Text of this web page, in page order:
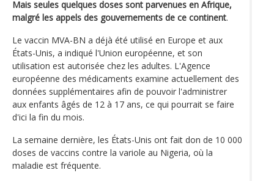
Mais seules quelques doses sont parvenues en Afrique,
malgré les appels des gouvernements de ce continent.
Le vaccin MVA-BN a déjà été utilisé en Europe et aux
États-Unis, a indiqué l'Union européenne, et son
utilisation est autorisée chez les adultes. L'Agence
européenne des médicaments examine actuellement des
données supplémentaires afin de pouvoir l'administrer
aux enfants âgés de 12 à 17 ans, ce qui pourrait se faire
d'ici la fin du mois.
La semaine dernière, les États-Unis ont fait don de 10 000
doses de vaccins contre la variole au Nigeria, où la
maladie est fréquente.